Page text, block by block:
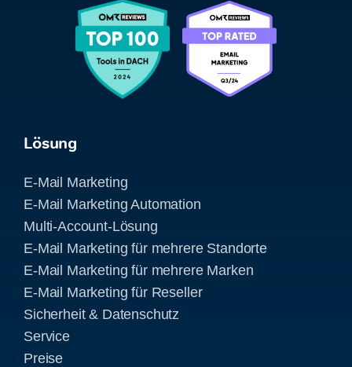
Lösung
E-Mail Marketing
E-Mail Marketing Automation
Multi-Account-Lösung
E-Mail Marketing für mehrere Standorte
E-Mail Marketing für mehrere Marken
E-Mail Marketing für Reseller
Sicherheit & Datenschutz
Service
Preise